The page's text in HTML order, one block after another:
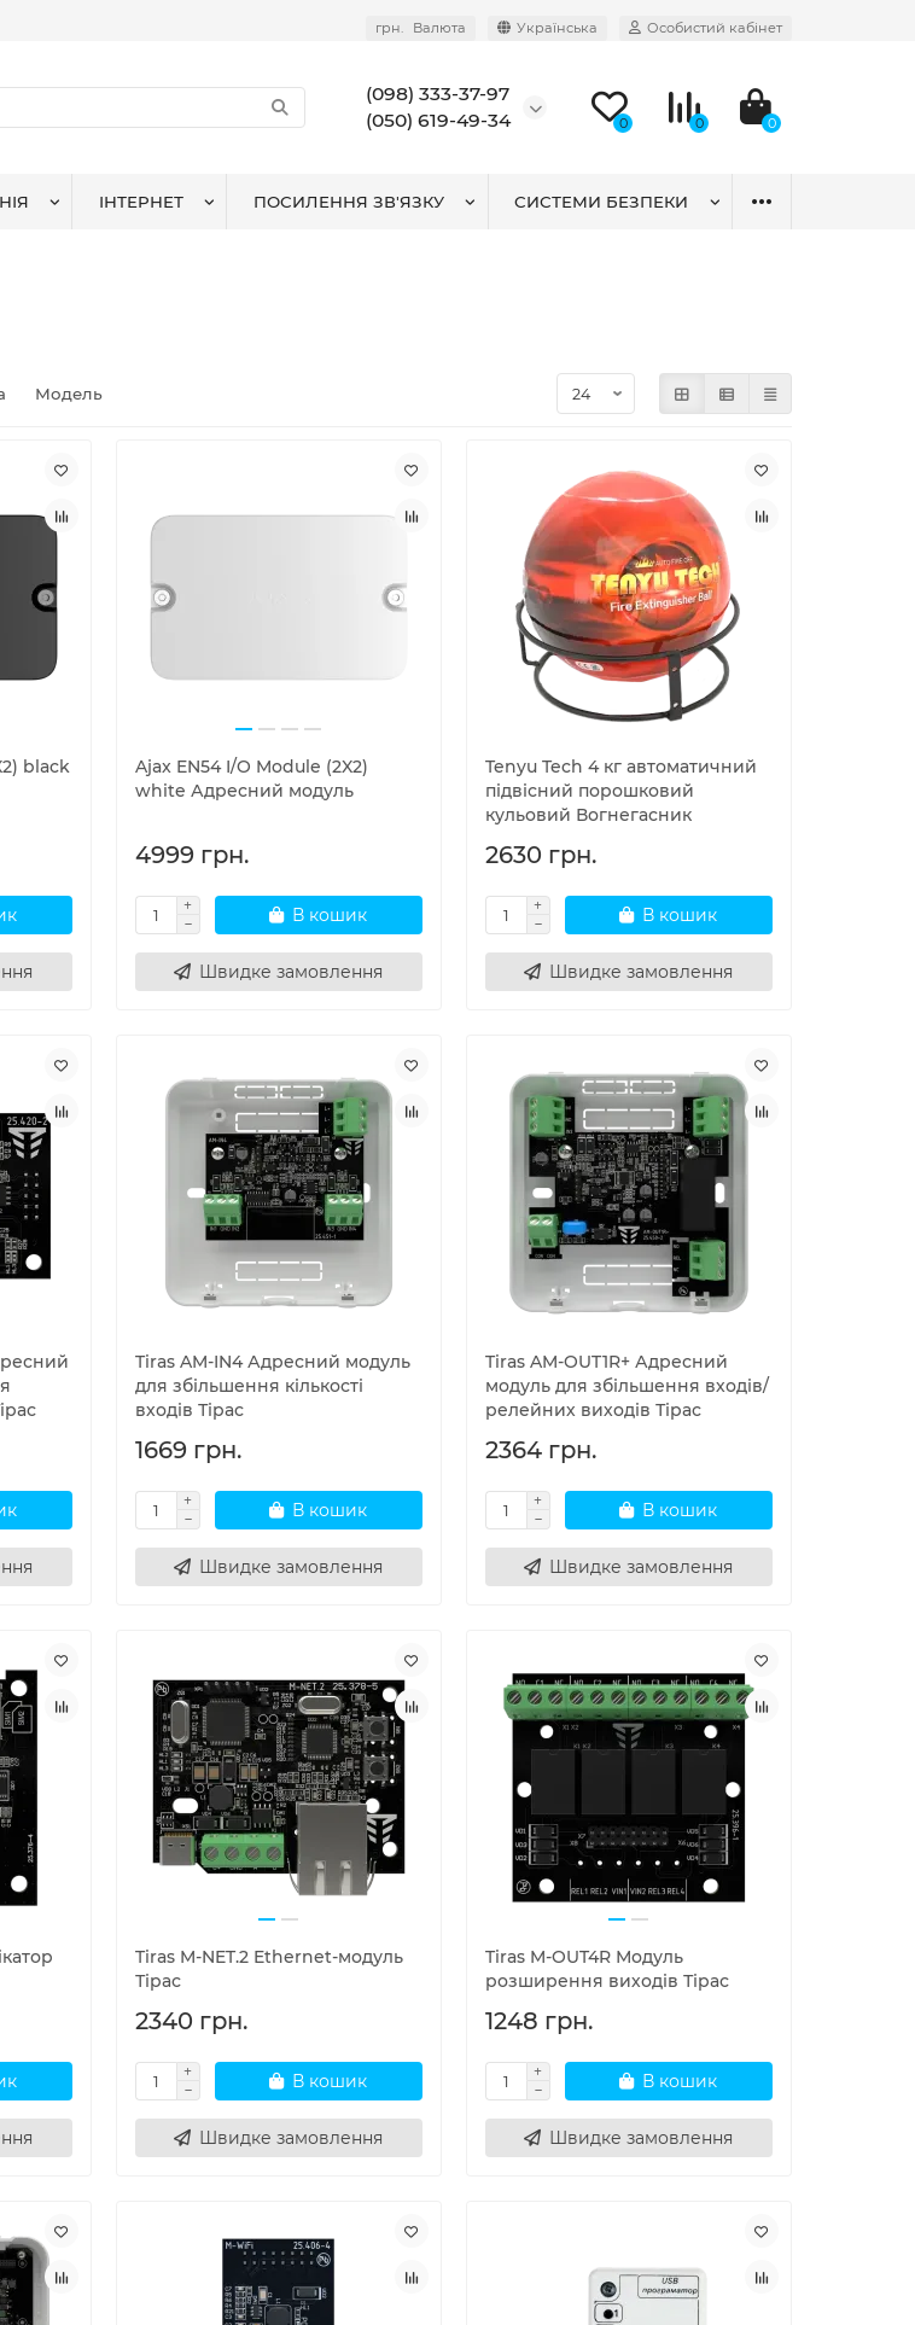
грн. Валюта Українська Особистий кабінет
(098) 333-37-97
(050) 619-49-34
0 0 0
ІНТЕРНЕТ ПОСИЛЕННЯ ЗВ'ЯЗКУ СИСТЕМИ БЕЗПЕКИ
Модель
black
Ajax EN54 I/O Module (2X2)
white Адресний модуль
4999 грн.
В кошик
Швидке замовлення
Tenyu Tech 4 кг автоматичний
підвісний порошковий
кульовий Вогнегасник
2630 грн.
В кошик
Швидке замовлення
Tiras AM-IN4 Адресний модуль
для збільшення кількості
входів Тірас
1669 грн.
В кошик
Швидке замовлення
Tiras AM-OUT1R+ Адресний
модуль для збільшення входів/
релейних виходів Тірас
2364 грн.
В кошик
Швидке замовлення
Tiras M-NET.2 Ethernet-модуль
Тірас
2340 грн.
В кошик
Швидке замовлення
Tiras M-OUT4R Модуль
розширення виходів Тірас
1248 грн.
В кошик
Швидке замовлення